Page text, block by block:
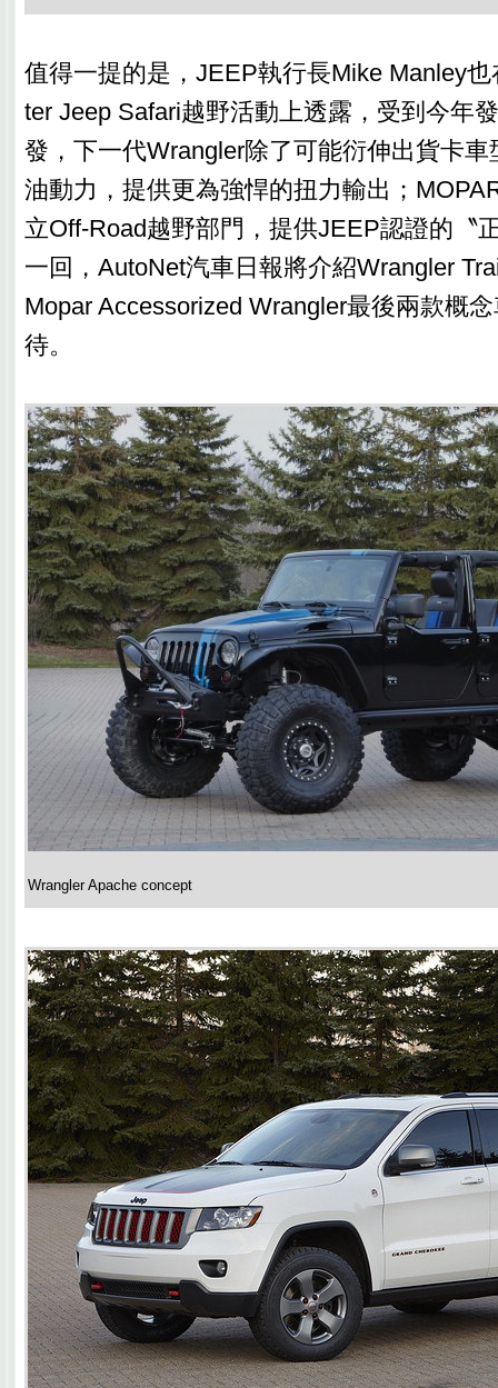
值得一提的是，JEEP執行長Mike Manley
ter Jeep Safari越野活動上透露，受到今年
發，下一代Wrangler除了可能衍伸出貨卡
油動力，提供更為強悍的扭力輸出；
立Off-Road越野部門，提供JEEP認證的〝
一回，AutoNet汽車日報將介紹Wrangler
Mopar Accessorized Wrangler最後兩款概
待。
Wrangler Apache concept